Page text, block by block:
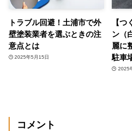
トラブル回避！土浦市で外
壁塗装業者を選ぶときの注
意点とは
2025年5月15日
【
ン（
麗に
駐車
2025
コメント